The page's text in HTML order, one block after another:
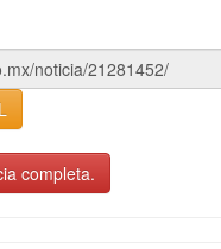
completa.